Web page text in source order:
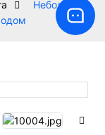
Небольшая